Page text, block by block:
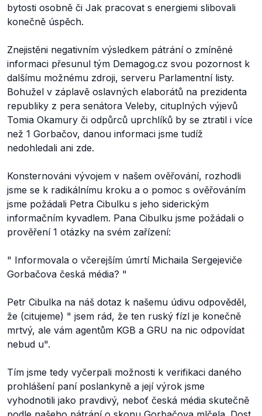
bytosti osobně či Jak pracovat s energiemi slibovali
konečně úspěch.
Znejistěni negativním výsledkem pátrání o zmíněné
informaci přesunul tým Demagog.cz svou pozornost k
dalšímu možnému zdroji, serveru Parlamentní listy.
Bohužel v záplavě oslavných elaborátů na prezidenta
republiky z pera senátora Veleby, cituplných výjevů
Tomia Okamury či odpůrců uprchlíků by se ztratil i více
než 1 Gorbačov, danou informaci jsme tudíž
nedohledali ani zde.
Konsternováni vývojem v našem ověřování, rozhodli
jsme se k radikálnímu kroku a o pomoc s ověřováním
jsme požádali Petra Cibulku s jeho siderickým
informačním kyvadlem. Pana Cibulku jsme požádali o
prověření 1 otázky na svém zařízení:
" Informovala o včerejším úmrtí Michaila Sergejeviče
Gorbačova česká média? "
Petr Cibulka na náš dotaz k našemu údivu odpověděl,
že (citujeme) " jsem rád, že ten ruský fízl je konečně
mrtvý, ale vám agentům KGB a GRU na nic odpovídat
nebud u".
Tím jsme tedy vyčerpali možnosti k verifikaci daného
prohlášení paní poslankyně a její výrok jsme
vyhodnotili jako pravdivý, neboť česká média skutečně